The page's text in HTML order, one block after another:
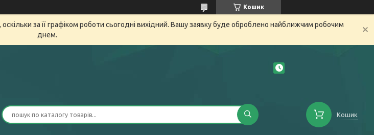
Кошик
за її графіком роботи сьогодні вихідний. Вашу заявку буде оброблено найближчим робочим
днем.
Кошик